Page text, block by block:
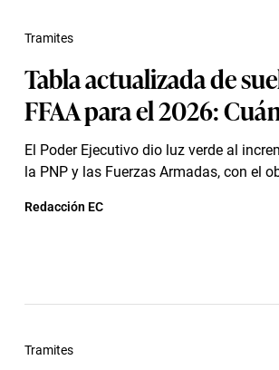
Tabla actualizada de
FFAA para el 2026:
El Poder Ejecutivo dio luz verde al
la PNP y las Fuerzas Armadas, con el
Tramites
Redacción EC
Tramites